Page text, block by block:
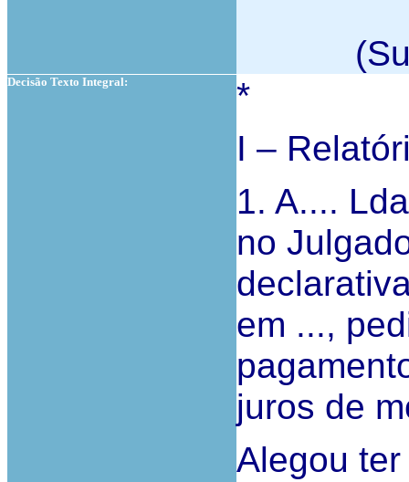
Decisão Texto Integral:
*
I –
1. A....
no
em ...,
juros de
Alegou